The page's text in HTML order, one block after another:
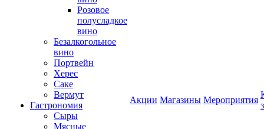
Розовое
полусладкое
вино
Безалкогольное
вино
Портвейн
Херес
Саке
Вермут
Гастрономия
Сыры
Мясные
Акции Магазины Мероприятия